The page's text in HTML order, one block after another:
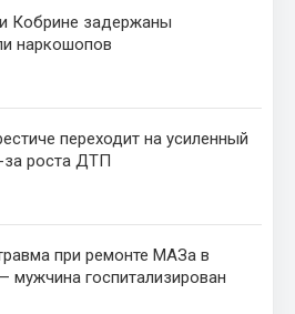
Кобрине задержаны
наркошопов
переходит на усиленный
роста ДТП
при ремонте МАЗа в
мужчина госпитализирован